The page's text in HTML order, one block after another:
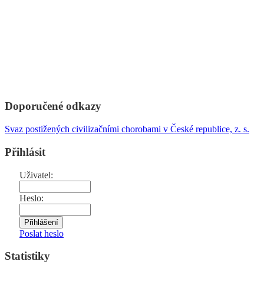
Doporučené odkazy
Svaz postižených civilizačními chorobami v České republice, z. s.
Přihlásit
Uživatel:
Heslo:
Poslat heslo
Statistiky